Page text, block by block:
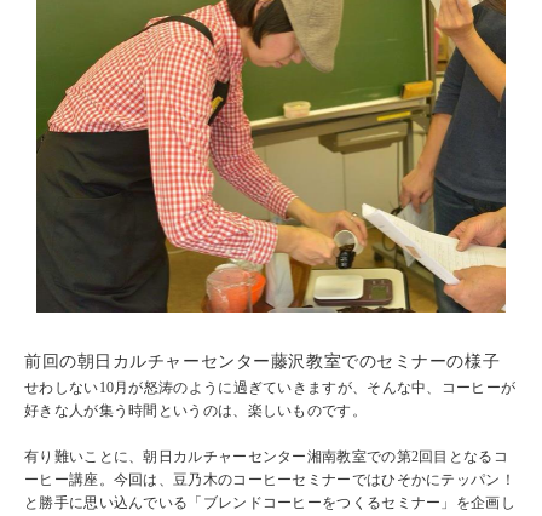
前回の朝日カルチャーセンター藤沢教室でのセミナーの様子
せわしない10月が怒涛のように過ぎていきますが、そんな中、コーヒーが
好きな人が集う時間というのは、楽しいものです。
有り難いことに、朝日カルチャーセンター湘南教室での第2回目となるコ
ーヒー講座。今回は、豆乃木のコーヒーセミナーではひそかにテッパン！
と勝手に思い込んでいる「 ブレンドコーヒーをつくるセミナー」を企画し